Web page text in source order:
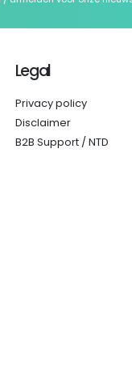
Legal
Privacy policy
Disclaimer
B2B Support / NTD